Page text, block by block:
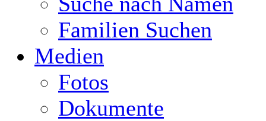
Familien Suchen
Medien
Fotos
Dokumente